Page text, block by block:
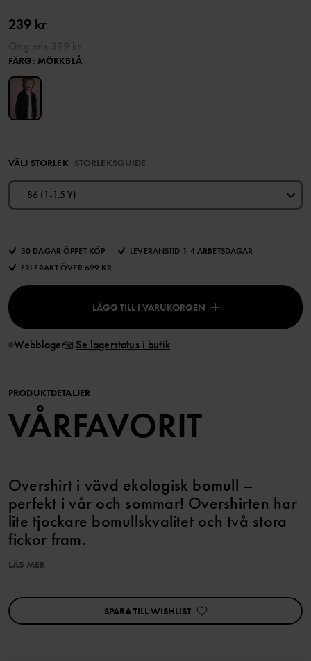
239 kr
FÄRG: MÖRKBLÅ
VÄLJ STORLEK STORLEKSGUIDE
86 (1-1.5 Y)
30 DAGAR ÖPPET KÖP
LEVERANSTID 1-4 ARBETSDAGAR
FRI FRAKT ÖVER 699 KR
LÄGG TILL I VARUKORGEN
Webblager Se lagerstatus i butik
PRODUKTDETALJER
VÅRFAVORIT
Overshirt i vävd ekologisk bomull –
perfekt i vår och sommar! Overshirten har
lite tjockare bomullskvalitet och två stora
fickor fram.
Artikelnummer
60603444
LÄS MER
SPARA TILL WISHLIST